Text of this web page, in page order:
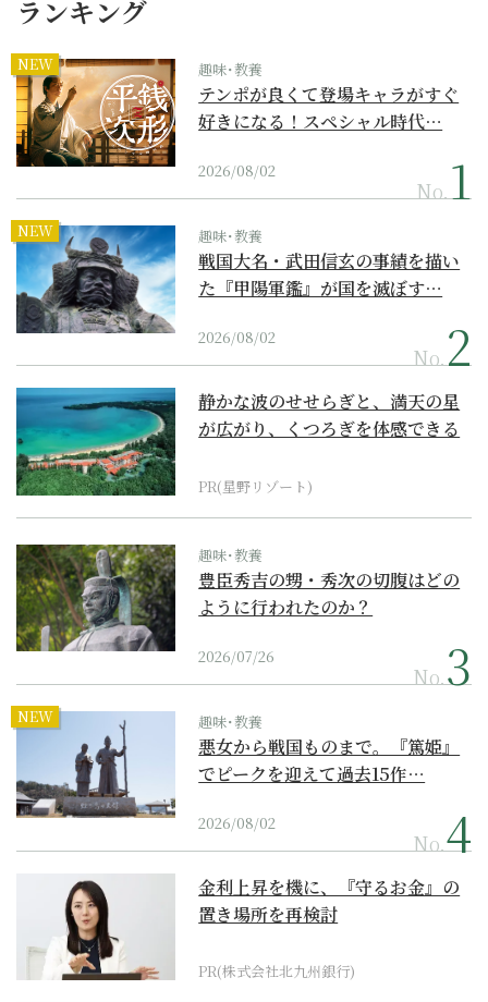
ランキング
NEW 趣味･教養
テンポが良くて登場キャラがすぐ
好きになる！スペシャル時代…
2026/08/02
No.
NEW 趣味･教養
戦国大名・武田信玄の事績を描い
た『甲陽軍鑑』が国を滅ぼす…
2026/08/02
No.
静かな波のせせらぎと、満天の星
が広がり、くつろぎを体感できる
PR(星野リゾート)
趣味･教養
豊臣秀吉の甥・秀次の切腹はどの
ように行われたのか？
2026/07/26
No.
NEW 趣味･教養
悪女から戦国ものまで。『篤姫』
でピークを迎えて過去15作…
2026/08/02
No.
金利上昇を機に、『守るお金』の
置き場所を再検討
PR(株式会社北九州銀行)